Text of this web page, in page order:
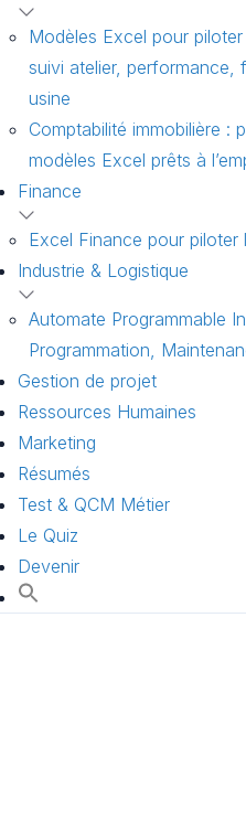
Modèles Excel pour
suivi atelier, performance,
usine
Comptabilité immobilière :
modèles Excel prêts à
Finance
Excel Finance pour piloter
Industrie & Logistique
Automate Programmable
Programmation,
Gestion de projet
Ressources Humaines
Marketing
Résumés
Test & QCM Métier
Le Quiz
Devenir